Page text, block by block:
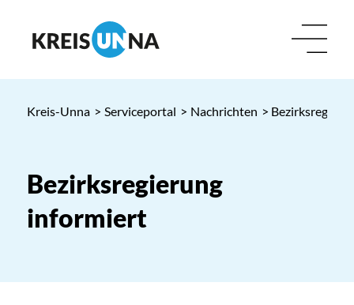
Kreis-Unna > Serviceportal > Nachrichten >
Bezirksregierung
informiert